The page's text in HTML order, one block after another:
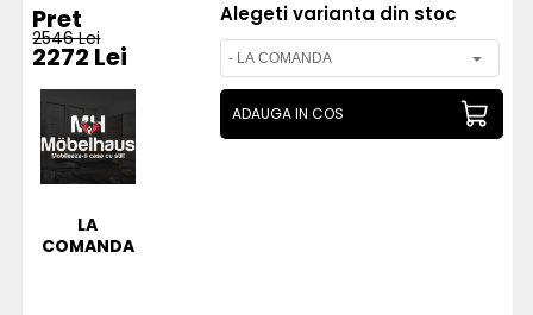
Pret
2546 Lei
2272 Lei
LA
COMANDA
Alegeti varianta din stoc
ADAUGA IN COS